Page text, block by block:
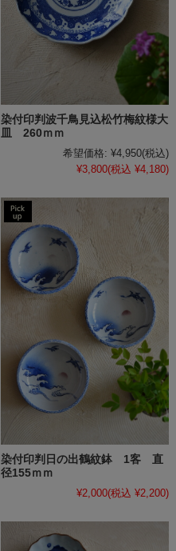
染付印判波千鳥見込松竹梅紋様大
皿 260ｍｍ
希望価格: ¥4,950(税込)
¥3,800(税込 ¥4,180)
染付印判日の出鶴紋鉢 1客 直
径155ｍｍ
¥2,000(税込 ¥2,200)